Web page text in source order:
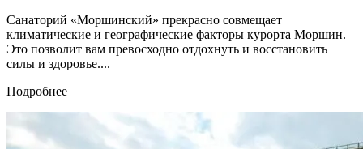
Санаторий «Моршинский» прекрасно совмещает
климатические и географические факторы курорта Моршин.
Это позволит вам превосходно отдохнуть и восстановить
силы и здоровье....
Подробнее